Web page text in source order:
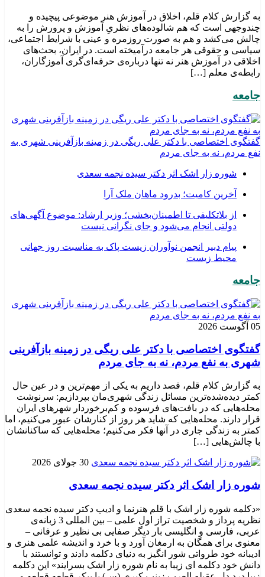
به گزارش کلام قلم، اخلاق در آموزش هنر موضوعی پیچیده و
چندوجهی است که هم شالوده‌های نظریِ آموزش و پرورش را به
چالش می‌کشد و هم به صورت روزمره و عینی با شرایط اجتماعی،
سیاسی و حقوقی هر جامعه درآمیخته است‌. در ایران، بحث‌های
اخلاقی در آموزش هنر نه تنها درباره‌ی حرفه‌ای‌گری آموزگاران،
رابطه‌ی معلم […]
جامعه
گفتگوی اختصاصی با دکتر علی ریگی در زمینه بازآفرینی شهری به
نفع مردم، نه به جای مردم
شوره زار اشک اثر دکتر سیده نجمه سعدی
​آخرین کامیت؛ بدرود ماهان ملک آرا
از بلاتکلیفی تا اطمینان‌بخشی؛ وزیر ارشاد: موضوع آگهی‌های
دولتی انجام می‌شود و جای نگرانی نیست
پیام دبیر انجمن نوآوران زیست پاک به مناسبت روز جهانی
محیط زیست
جامعه
05 آگوست 2026
گفتگوی اختصاصی با دکتر علی ریگی در زمینه بازآفرینی
شهری به نفع مردم، نه به جای مردم
به گزارش کلام قلم، قصد داریم به یکی از مهم‌ترین و در عین حال
کمتر دیده‌شده‌ترین مسائل زندگی شهری‌مان بپردازیم: سرنوشت
محله‌هایی که در بافت‌های فرسوده و کم‌برخوردار شهرهای ایران
قرار دارند. محله‌هایی که شاید هر روز از کنارشان عبور می‌کنیم، اما
کمتر به زندگی جاری در آنها فکر می‌کنیم؛ محله‌هایی که ساکنانشان
با چالش‌هایی […]
30 جولای 2026
شوره زار اشک اثر دکتر سیده نجمه سعدی
«دکلمه شوره زار اشک با قلم هنرنما و ادیب دکتر سیده نجمه سعدی
نظریه پرداز و شخصیت تراز اول علمی – بین المللی 3 زبانه‌ی
عربی، فارسی و انگلیسی بار دیگر صفایی بی نظیر و عرفانی –
معنوی برای همگان به ارمغان آورد و با خرد و اندیشه علمی هنری و
ادیبانه خود طرواتی شور انگیز به دنیای دکلمه دادند و توانستند با
دانش خود دکلمه ای زیبا به نام شوره زار اشک بسرایند» این دکلمه